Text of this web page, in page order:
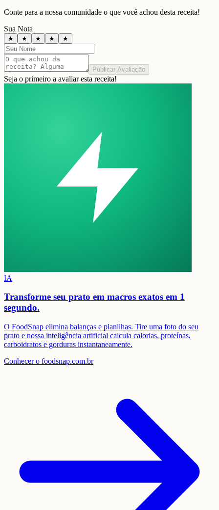
Conte para a nossa comunidade o que você achou desta receita!
Sua Nota
★ ★ ★ ★ ★
Publicar Avaliação
Seja o primeiro a avaliar esta receita!
IA
Transforme seu prato em macros exatos em 1
segundo.
O FoodSnap elimina balanças e planilhas. Tire uma foto do seu
prato e nossa inteligência artificial calcula calorias, proteínas,
carboidratos e gorduras instantaneamente.
Conhecer o foodsnap.com.br